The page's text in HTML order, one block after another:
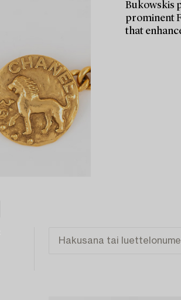
Bukowskis
prominent
that